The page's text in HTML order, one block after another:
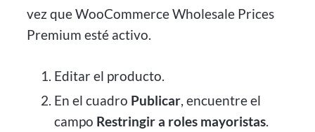
vez que WooCommerce Wholesale Prices
Premium esté activo.
Editar el producto.
En el cuadro Publicar, encuentre el
campo Restringir a roles mayoristas.